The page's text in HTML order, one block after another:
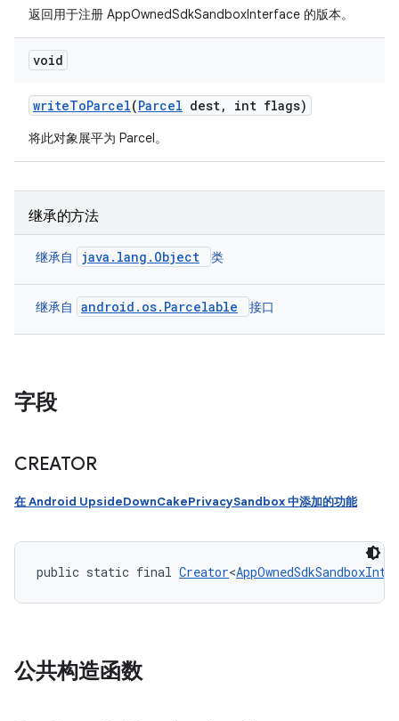
返回用于注册 AppOwnedSdkSandboxInterface 的版本。
void
writeToParcel(Parcel dest, int flags)
将此对象展平为 Parcel。
继承的方法
继承自 java.lang.Object 类
继承自 android.os.Parcelable 接口
字段
CREATOR
在 Android UpsideDownCakePrivacySandbox 中添加的功能
public static final Creator<
公共构造函数